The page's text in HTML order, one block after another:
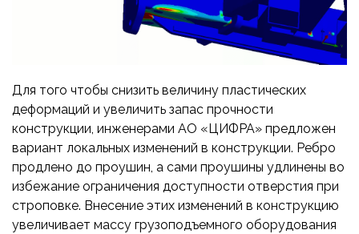
Для того чтобы снизить величину пластических
деформаций и увеличить запас прочности
конструкции, инженерами АО «ЦИФРА» предложен
вариант локальных изменений в конструкции. Ребро
продлено до проушин, а сами проушины удлинены во
избежание ограничения доступности отверстия при
строповке. Внесение этих изменений в конструкцию
увеличивает массу грузоподъемного оборудования